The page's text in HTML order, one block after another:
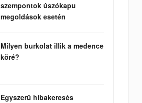
szempontok úszókapu
megoldások esetén
Milyen burkolat illik a medence
köré?
Egyszerű hibakeresés